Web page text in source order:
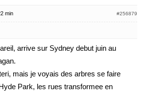
min #256879
arrive sur Sydney debut juin au
mais je voyais des arbres se faire
Park, les rues transformee en